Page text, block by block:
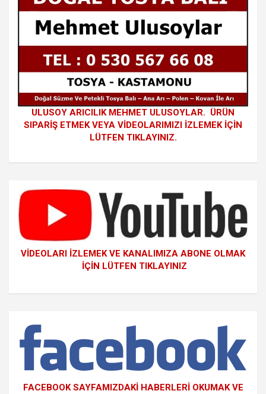
ULUSOY ARICILIK MEHMET ULUSOYLAR. ÜRÜN
SIPARİŞ ETMEK VEYA VİDEOLARIMIZI İZLEMEK İÇİN
LÜTFEN TIKLAYINIZ.
VİDEOLARI İZLEMEK VE KANALIMIZA ABONE OLMAK
İÇİN LÜTFEN TIKLAYINIZ
FACEBOOK SAYFAMIZDAKİ HABERLERİ OKUMAK VE